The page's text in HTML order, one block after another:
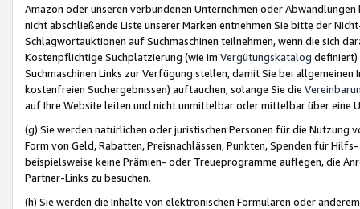
Amazon oder unseren verbundenen Unternehmen oder
nicht abschließende Liste unserer Marken entnehmen Sie bitte der
Schlagwortauktionen auf Suchmaschinen teilnehmen, wenn die sich
Kostenpflichtige Suchplatzierung (wie im Vergütungskatalog definiert)
Suchmaschinen Links zur Verfügung stellen, damit Sie bei
kostenfreien Suchergebnissen) auftauchen, solange Sie die
auf Ihre Website leiten und nicht unmittelbar oder mittelbar über eine
(g) Sie werden natürlichen oder juristischen Personen für die Nutzung
Form von Geld, Rabatten, Preisnachlässen, Punkten, Spenden für
beispielsweise keine Prämien- oder Treueprogramme auflegen, die
Partner-Links zu besuchen.
(h) Sie werden die Inhalte von elektronischen Formularen oder